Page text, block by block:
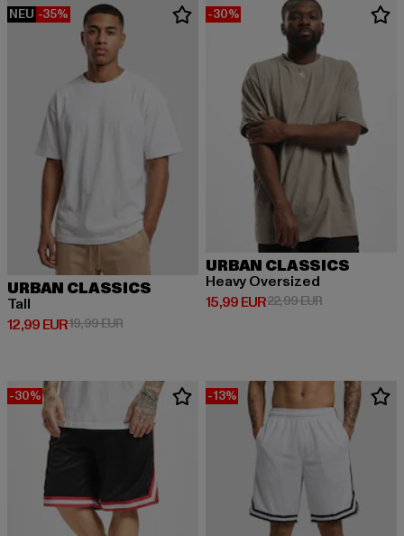
NEU -35%
URBAN CLASSICS
Tall
12,99 EUR
Derzeitiger Preis: 12,99 EUR
19,99 EURAktionspreis: 19,99 EUR
-30%
URBAN CLASSICS
Heavy Oversized
15,99 EUR
Derzeitiger Preis: 15,99 EUR
22,99 EURAktionspreis:
-30% -13%